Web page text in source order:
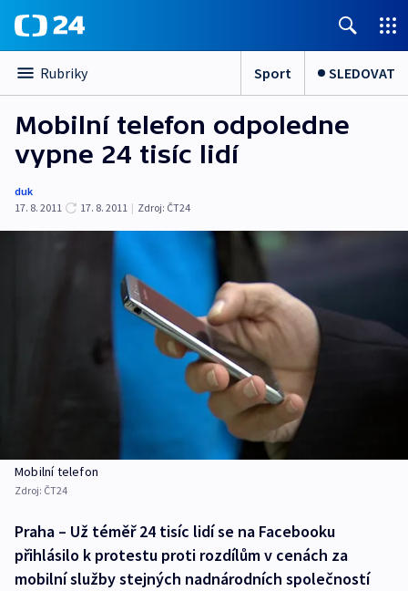
Rubriky Sport SLEDOVAT
Mobilní telefon odpoledne
vypne 24 tisíc lidí
duk
17. 8. 2011
17. 8. 2011 | Zdroj: ČT24
Mobilní telefon
Zdroj: ČT24
Praha – Už téměř 24 tisíc lidí se na Facebooku
přihlásilo k protestu proti rozdílům v cenách za
mobilní služby stejných nadnárodních společností